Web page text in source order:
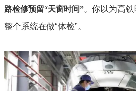
路检修预留“天窗时间”。你以为高
整个系统在做“体检”。